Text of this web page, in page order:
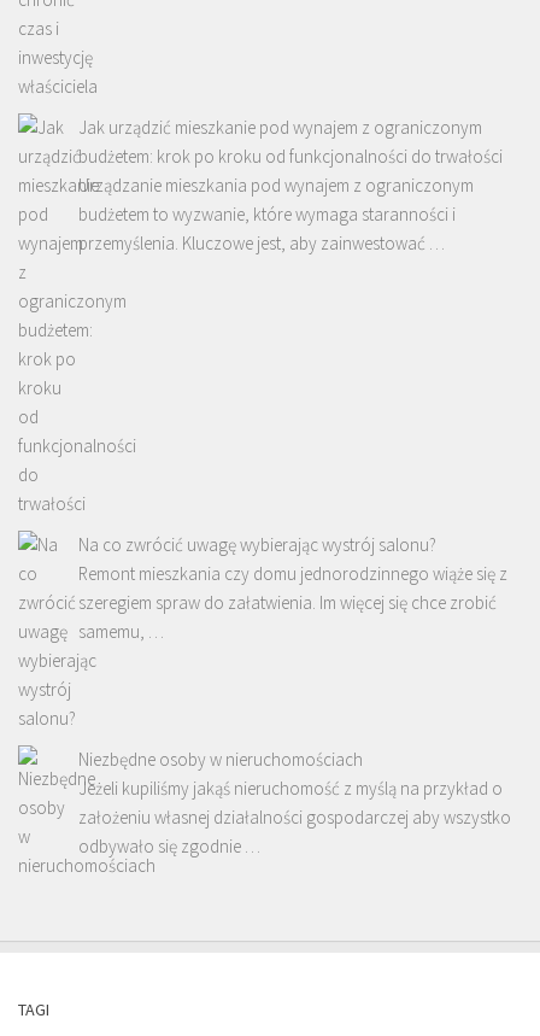
Jak urządzić mieszkanie pod wynajem z ograniczonym
budżetem: krok po kroku od funkcjonalności do trwałości
Urządzanie mieszkania pod wynajem z ograniczonym
budżetem to wyzwanie, które wymaga staranności i
przemyślenia. Kluczowe jest, aby zainwestować …
Na co zwrócić uwagę wybierając wystrój salonu?
Remont mieszkania czy domu jednorodzinnego wiąże się z
szeregiem spraw do załatwienia. Im więcej się chce zrobić
samemu, …
Niezbędne osoby w nieruchomościach
Jeżeli kupiliśmy jakąś nieruchomość z myślą na przykład o
założeniu własnej działalności gospodarczej aby wszystko
odbywało się zgodnie …
TAGI